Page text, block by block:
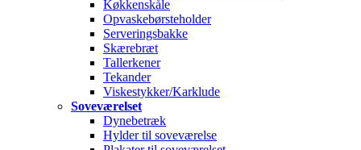
Køkkenskåle
Opvaskebørsteholder
Serveringsbakke
Skærebræt
Tallerkener
Tekander
Viskestykker/Karklude
Soveværelset
Dynebetræk
Hylder til soveværelse